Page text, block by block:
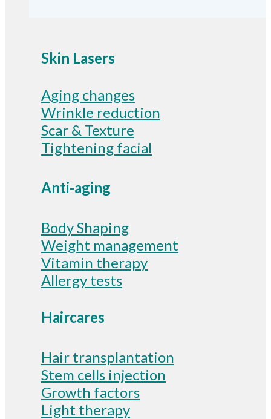
Skin Lasers
Aging changes
Wrinkle reduction
Scar & Texture
Tightening facial
Anti-aging
Body Shaping
Weight management
Vitamin therapy
Allergy tests
Haircares
Hair transplantation
Stem cells injection
Growth factors
Light therapy